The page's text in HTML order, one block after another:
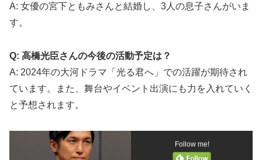
A: 女優の宮下ともみさんと結婚し、3人の息子さんがいま
す。
Q: 高橋光臣さんの今後の活動予定は？
A: 2024年の大河ドラマ「光る君へ」での活躍が期待され
ています。また、舞台やイベント出演にも力を入れていく
と予想されます。
Follow me!